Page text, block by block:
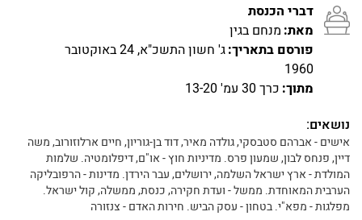
דברי הכנסת
מאת: מנחם בגין
פורסם בתאריך:
ג' חשון התשכ"א, 24 באוקטובר
1960
מתוך: כרך 30 עמ' 13-20
נושאים:
אישים - אברהם סטבסקי, גולדה מאיר, דוד בן-גוריון, חיים ארלוזורוב, משה
דיין, פנחס לבון, שמעון פרס. מדיניות חוץ - או"ם, דיפלומטיה. שלמות
המולדת - ארץ ישראל השלמה, ירושלים, עבר הירדן. מדינות - הרפובליקה
הערבית המאוחדת. ממשל - ועדת חקירה, כנסת, ממשלה, קול ישראל.
מפלגות - מפא"י. בטחון - עסק הביש. חירות האדם - צנזורה